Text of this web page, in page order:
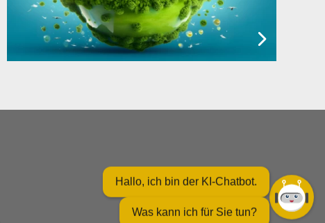
Hallo, ich bin der KI-Chatbot.
Was kann ich für Sie tun?